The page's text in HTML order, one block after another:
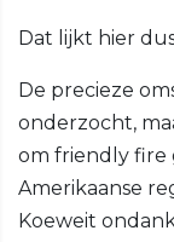
Dat lijkt hier
De precieze
onderzocht,
om friendly fire
Amerikaanse
Koeweit